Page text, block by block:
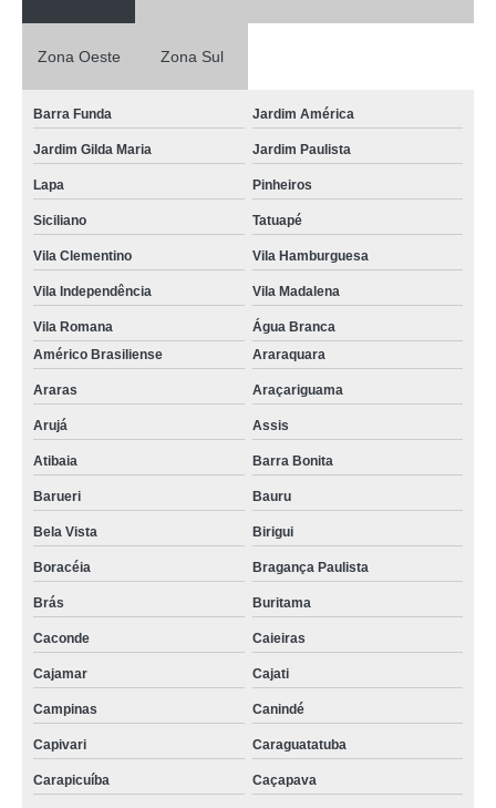
Zona Oeste Zona Sul
Barra Funda Jardim América
Jardim Gilda Maria Jardim Paulista
Lapa Pinheiros
Siciliano Tatuapé
Vila Clementino Vila Hamburguesa
Vila Independência Vila Madalena
Vila Romana
Água Branca
Américo Brasiliense
Araraquara
Araras Araçariguama
Arujá Assis
Atibaia Barra Bonita
Barueri Bauru
Bela Vista Birigui
Boracéia Bragança Paulista
Brás Buritama
Caconde Caieiras
Cajamar Cajati
Campinas Canindé
Capivari Caraguatatuba
Carapicuíba Caçapava